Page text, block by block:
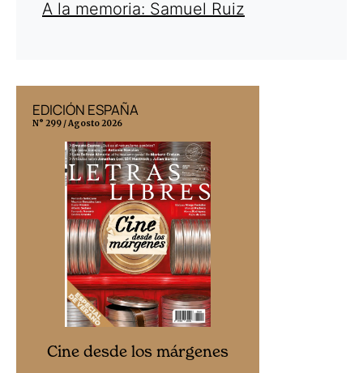
A la memoria: Samuel Ruiz
EDICIÓN ESPAÑA
N° 299 / Agosto 2026
Cine desde los márgenes